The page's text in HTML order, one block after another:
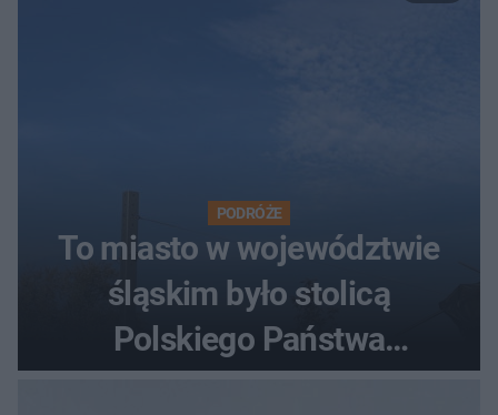
PODRÓŻE
To miasto w województwie
śląskim było stolicą
Polskiego Państwa